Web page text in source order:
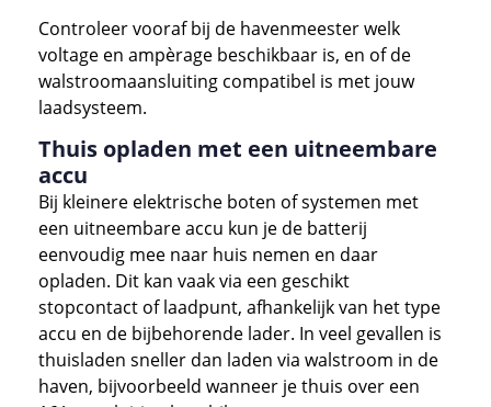
Controleer vooraf bij de havenmeester welk
voltage en ampèrage beschikbaar is, en of de
walstroomaansluiting compatibel is met jouw
laadsysteem.
Thuis opladen met een uitneembare
accu
Bij kleinere elektrische boten of systemen met
een uitneembare accu kun je de batterij
eenvoudig mee naar huis nemen en daar
opladen. Dit kan vaak via een geschikt
stopcontact of laadpunt, afhankelijk van het type
accu en de bijbehorende lader. In veel gevallen is
thuisladen sneller dan laden via walstroom in de
haven, bijvoorbeeld wanneer je thuis over een